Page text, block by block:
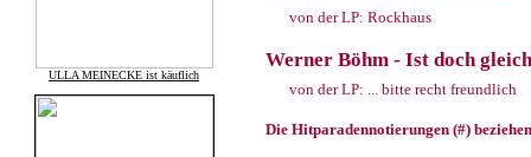
ULLA MEINECKE ist käuflich
von der LP: Rockhaus
Werner Böhm - Ist doch
von der LP: ... bitte recht freundlich
Die Hitparadennotierungen (#)